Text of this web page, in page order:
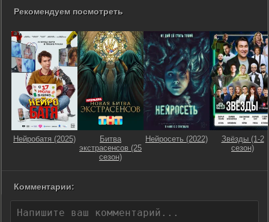
Рекомендуем посмотреть
Нейробатя (2025)
Битва
экстрасенсов (25
сезон)
Нейросеть (2022)
Звёзды (1-2
сезон)
Комментарии: